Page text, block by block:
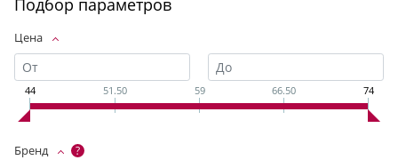
Подбор параметров
Цена
44 51.50 59 66.50 74
Бренд ?